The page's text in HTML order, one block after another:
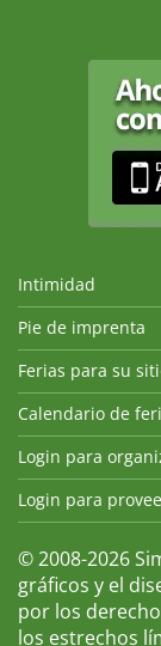
Intimidad
Pie de imprenta
Ferias para su
Calendario de
Login para
Login para
© 2008-2026
gráficos y el
por los
los estrechos